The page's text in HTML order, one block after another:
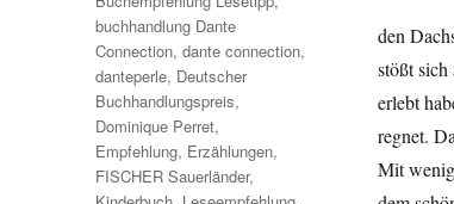
den
stößt
erlebt
regnet.
Mit
buchhandlung Dante
Connection,dante connection,
danteperle, Deutscher
Buchhandlungspreis,
Dominique Perret,
Empfehlung, Erzählungen,
FISCHER Sauerländer,